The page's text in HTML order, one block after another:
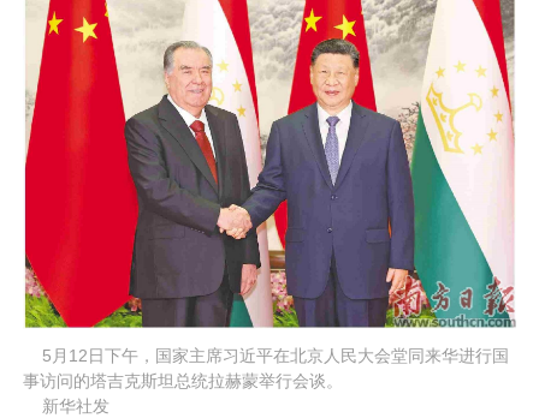
5月12日下午，国家主席习近平在北京人民大会堂同来华进行国
事访问的塔吉克斯坦总统拉赫蒙举行会谈。
新华社发